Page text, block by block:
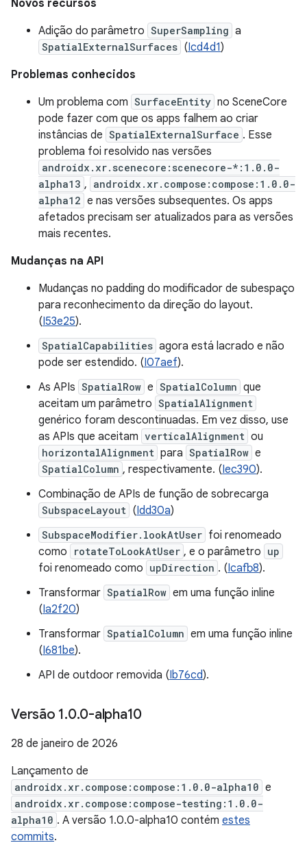
Novos recursos
Adição do parâmetro SuperSampling a
SpatialExternalSurfaces (Icd4d1)
Problemas conhecidos
Um problema com SurfaceEntity no SceneCore
pode fazer com que os apps falhem ao criar
instâncias de SpatialExternalSurface . Esse
problema foi resolvido nas versões
androidx.xr.scenecore:scenecore-*:1.0.0-
alpha13 , androidx.xr.compose:compose:1.0.0-
alpha12 e nas versões subsequentes. Os apps
afetados precisam ser atualizados para as versões
mais recentes.
Mudanças na API
Mudanças no padding do modificador de subespaço
para reconhecimento da direção do layout.
(I53e25).
SpatialCapabilities agora está lacrado e não
pode ser estendido. (I07aef).
As APIs SpatialRow e SpatialColumn que
aceitam um parâmetro SpatialAlignment
genérico foram descontinuadas. Em vez disso, use
as APIs que aceitam verticalAlignment ou
horizontalAlignment para SpatialRow e
SpatialColumn , respectivamente. (Iec390).
Combinação de APIs de função de sobrecarga
SubspaceLayout (Idd30a)
SubspaceModifier.lookAtUser foi renomeado
como
rotateToLookAtUser , e o parâmetro up
foi renomeado como upDirection . (Icafb8).
Transformar SpatialRow em uma função inline
(Ia2f20)
Transformar SpatialColumn em uma função inline
(I681be).
API de outdoor removida (Ib76cd).
Versão 1.0.0-alpha10
28 de janeiro de 2026
Lançamento de
androidx.xr.compose:compose:1.0.0-alpha10 e
androidx.xr.compose:compose-testing:1.0.0-
alpha10 . A versão 1.0.0-alpha10 contém estes
commits.